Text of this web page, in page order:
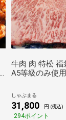
牛肉 肉 特松
A5等級のみ使
セット お歳暮
食品 お祝い し
しゃぶまる
31,800 円 (税込)
294ポイント